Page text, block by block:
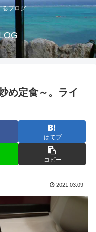
るブログ
め定食～。ライ
はてブ
コピー
2021.03.09